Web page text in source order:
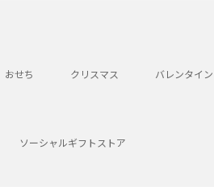
おせち クリスマス バレンタイン
ソーシャルギフトストア